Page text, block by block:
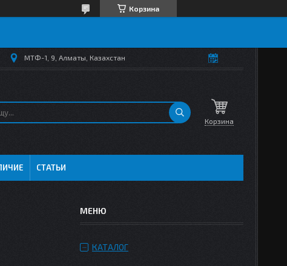
Корзина
МТФ-1, 9, Алматы, Казахстан
Корзина
СТАТЬИ
КАТАЛОГ